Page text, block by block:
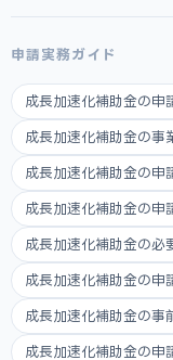
申請実務ガイド
成長加速化補助金の申
成長加速化補助金の事
成長加速化補助金の申
成長加速化補助金の申
成長加速化補助金の必
成長加速化補助金の申
成長加速化補助金の事
成長加速化補助金の申